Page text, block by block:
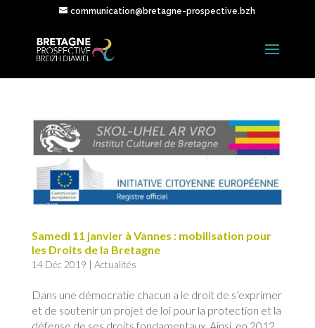
communication@bretagne-prospective.bzh
Samedi 11 janvier à Vannes : mobilisation pour
les Droits de la Bretagne
14 Déc 2019 | Actualités
Dans une démocratie chacun a le droit de s’exprimer
et de soutenir un projet de loi pour la protection et la